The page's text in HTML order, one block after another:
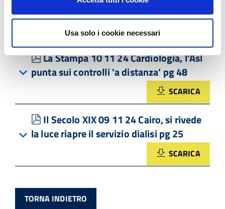
Usa solo i cookie necessari
day il 26 novembre pg 21
pdf
La Stampa 10 11 24 Cardiologia, l’Asl
punta sui controlli 'a distanza' pg 48
SCARICA
pdf
Il Secolo XIX 09 11 24 Cairo, si rivede
la luce riapre il servizio dialisi pg 25
SCARICA
TORNA INDIETRO